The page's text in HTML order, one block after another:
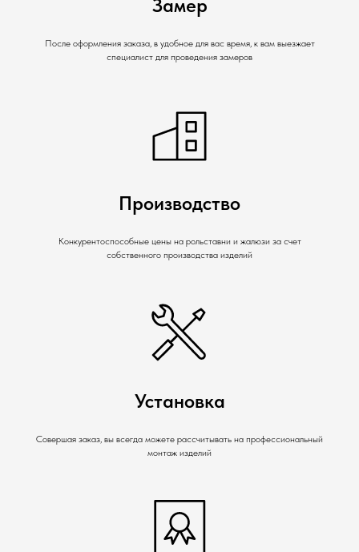
Замер
После оформления заказа, в удобное для вас время, к вам выезжает
специалист для проведения замеров
Производство
Конкурентоспособные цены на рольставни и жалюзи за счет
собственного производства изделий
Установка
Совершая заказ, вы всегда можете рассчитывать на профессиональный
монтаж изделий